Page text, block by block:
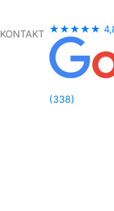
KONTAKT ★★★★★
(338)